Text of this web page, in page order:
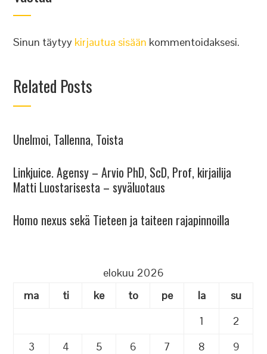
Sinun täytyy kirjautua sisään kommentoidaksesi.
Related Posts
Unelmoi, Tallenna, Toista
Linkjuice. Agensy – Arvio PhD, ScD, Prof, kirjailija
Matti Luostarisesta – syväluotaus
Homo nexus sekä Tieteen ja taiteen rajapinnoilla
elokuu 2026
ma
ti ke to pe la
su
1
2
3
4 5 6 7 8
9